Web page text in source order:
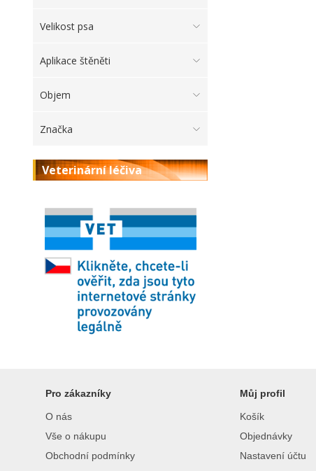
Velikost psa
Aplikace štěněti
Objem
Značka
Veterinární léčiva
Pro zákazníky
O nás
Vše o nákupu
Obchodní podmínky
Můj profil
Košík
Objednávky
Nastavení účtu